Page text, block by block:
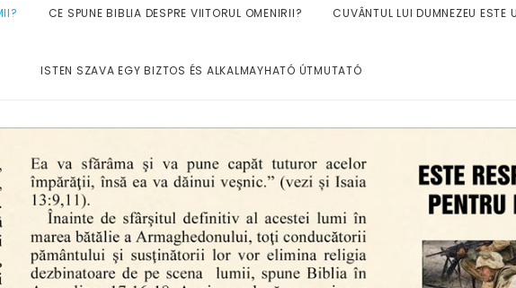
CE SPUNE BIBLIA DESPRE VIITORUL OMENIRII? CUVÂNTUL LUI DUMNEZEU
ISTEN SZAVA EGY BIZTOS ÉS ALKALMAYHATÓ ÚTMUTATÓ